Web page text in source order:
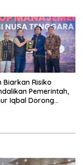
Biarkan Risiko
Pemerintah,
Iqbal Dorong